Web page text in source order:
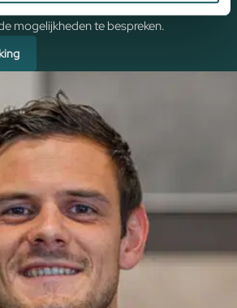
een vrijblijvende kennismaking met een
mogelijkheden te bespreken.